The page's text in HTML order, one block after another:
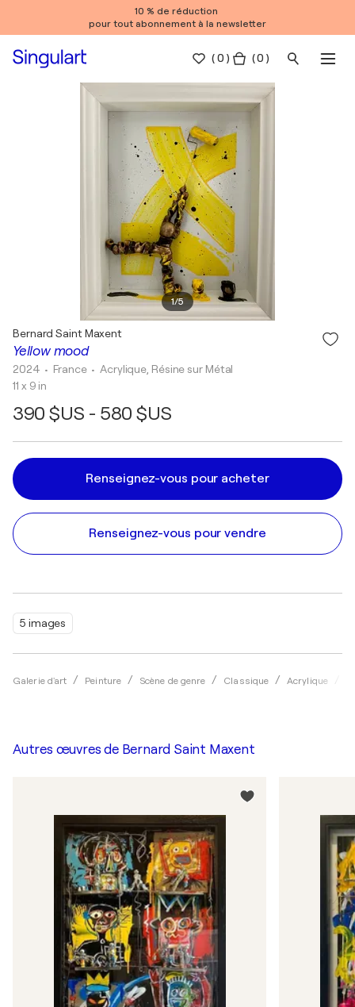
10 % de réduction
pour tout abonnement à la newsletter
(0 ) ( 0 )
1/5
5 images
Galerie d'art Peinture Scène de genre Classique Acrylique
Yellow mood
Bernard Saint Maxent
2024 • France •Acrylique, Résine sur Métal
11 x 9 in
390 $US - 580 $US
Renseignez-vous pour acheter
Renseignez-vous pour vendre
Autres œuvres de Bernard Saint Maxent